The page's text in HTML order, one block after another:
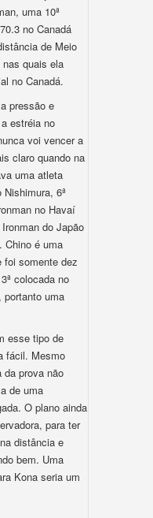
uma 10ª
no Canadá
de Meio
quais ela
no Canadá.
pressão e
estréia no
voi vencer a
claro quando na
uma atleta
6ª
no Havaí
do Japão
Chino é uma
somente dez
colocada no
portanto uma
esse tipo de
fácil. Mesmo
prova não
de uma
O plano ainda
para ter
distância e
bem. Uma
Kona seria um